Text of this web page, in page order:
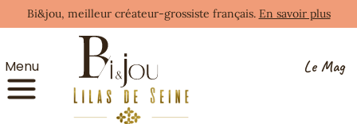
Bi&jou, meilleur créateur-grossiste français. En savoir plus
Menu Le Mag